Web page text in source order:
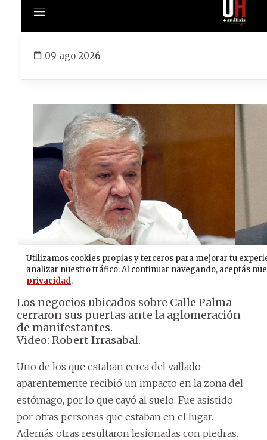
Los negocios ubicados sobre Calle Palma
cerraron sus puertas ante la aglomeración
de manifestantes.
Video: Robert Irrasabal.
Uno de los que estaban cerca del vallado
aparentemente recibió un impacto en la zona del
estómago, por lo que cayó al suelo. Fue asistido
por otras personas que estaban en el lugar.
Además otras resultaron lesionadas con piedras.